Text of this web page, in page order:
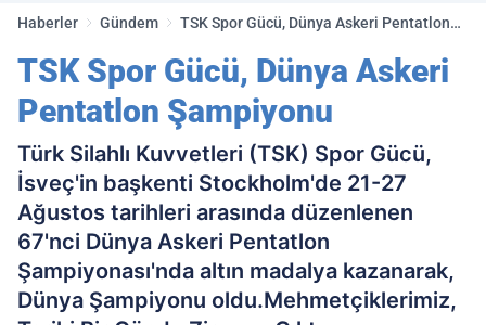
Haberler Gündem
TSK Spor Gücü, Dünya Askeri Pentatlon
TSK Spor Gücü, Dünya Askeri
Pentatlon Şampiyonu
Türk Silahlı Kuvvetleri (TSK) Spor Gücü,
İsveç'in başkenti Stockholm'de 21-27
Ağustos tarihleri arasında düzenlenen
67'nci Dünya Askeri Pentatlon
Şampiyonası'nda altın madalya kazanarak,
Dünya Şampiyonu oldu.Mehmetçiklerimiz,